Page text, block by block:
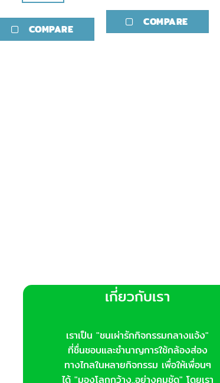
COMPARE
COMPARE
เกี่ยวกับเรา
เราเป็น "ชนเผ่ารักกิจกรรมกลางแจ้ง"
ที่ชื่นชอบและชำนาญการใช้กล้องส่อง
ทางไกลในหลายกิจกรรม เพื่อให้เพื่อนๆ
ได้ "มองโลกกว้าง..อย่างคมชัด" โดยเรา